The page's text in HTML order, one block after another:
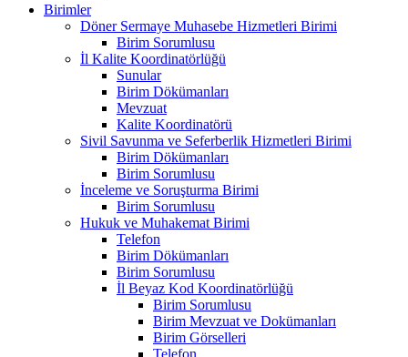
Birimler
Döner Sermaye Muhasebe Hizmetleri Birimi
Birim Sorumlusu
İl Kalite Koordinatörlüğü
Sunular
Birim Dökümanları
Mevzuat
Kalite Koordinatörü
Sivil Savunma ve Seferberlik Hizmetleri Birimi
Birim Dökümanları
Birim Sorumlusu
İnceleme ve Soruşturma Birimi
Birim Sorumlusu
Hukuk ve Muhakemat Birimi
Telefon
Birim Dökümanları
Birim Sorumlusu
İl Beyaz Kod Koordinatörlüğü
Birim Sorumlusu
Birim Mevzuat ve Dokümanları
Birim Görselleri
Telefon